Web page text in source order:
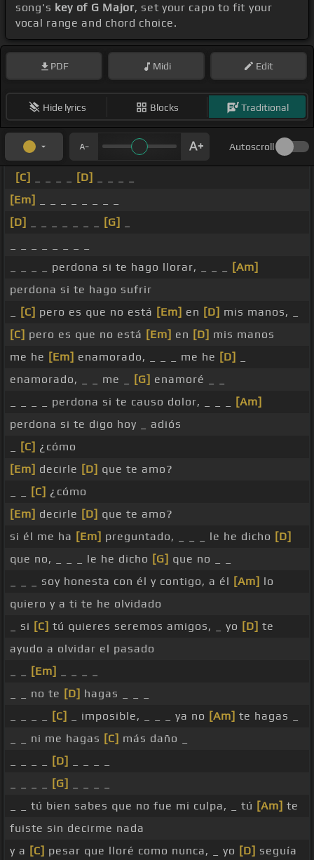
song's key of G Major, set your capo to fit your
vocal range and chord choice.
PDF Midi Edit
Hide lyrics Blocks Traditional
Autoscroll
[C] [D]
[Em]
[D]
[G]
_ _ _ _ perdona si te hago llorar, _ _ _
[Am]
perdona si te hago sufrir
[C] pero es que no está [Em] en [D] mis manos, _
[C] pero es que no está [Em] en [D] mis manos
me he [Em] enamorado, _ _ _ me he [D]
enamorado, _ _ me _
[G] enamoré _ _
_ _ _ _ perdona si te causo dolor, _ _ _
[Am]
perdona si te digo hoy _ adiós
[C] ¿cómo
[Em] decirle [D] que te amo?
[C] ¿cómo
[Em] decirle [D] que te amo?
si él me ha [Em] preguntado, _ _ _ le he dicho [D]
que no, _ _ _ le he dicho [G] que no _ _
_ _ _ soy honesta con él y contigo, a él [Am] lo
quiero y a ti te he olvidado
_ si [C] tú quieres seremos amigos, _ yo [D] te
ayudo a olvidar el pasado
[Em]
_ _ no te [D] hagas _ _ _
[C] _ imposible, _ _ _ ya no [Am] te hagas _
_ _ ni me hagas [C] más daño _
[D]
[G]
_ _ tú bien sabes que no fue mi culpa, _ tú [Am] te
fuiste sin decirme nada
y a [C] pesar que lloré como nunca, _ yo [D] seguía